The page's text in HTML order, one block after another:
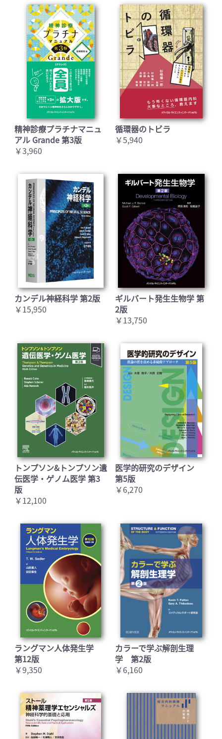
精神診療プラチナマニュ
アル Grande 第3版
￥3,960
循環器のトビラ
￥5,940
カンデル神経科学 第2版
￥15,950
ギルバート発生生物学 第
2版
￥13,750
トンプソン&トンプソン遺
伝医学・ゲノム医学 第3
版
￥12,100
医学的研究のデザイン
第5版
￥6,270
ラングマン人体発生学
第12版
￥9,350
カラーで学ぶ解剖生理
学 第2版
￥6,160